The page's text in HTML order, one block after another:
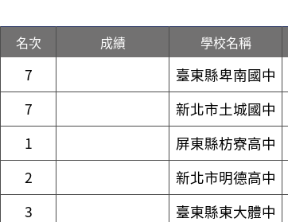
名次 成績 學校名稱
7 臺東縣卑南國中
7 新北市土城國中
1 屏東縣枋寮高中
2 新北市明德高中
3 臺東縣東大體中